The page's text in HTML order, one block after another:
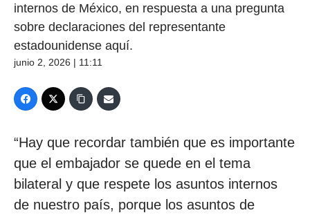
internos de México, en respuesta a una pregunta
sobre declaraciones del representante
estadounidense aquí.
junio 2, 2026 | 11:11
“Hay que recordar también que es importante
que el embajador se quede en el tema
bilateral y que respete los asuntos internos
de nuestro país, porque los asuntos de